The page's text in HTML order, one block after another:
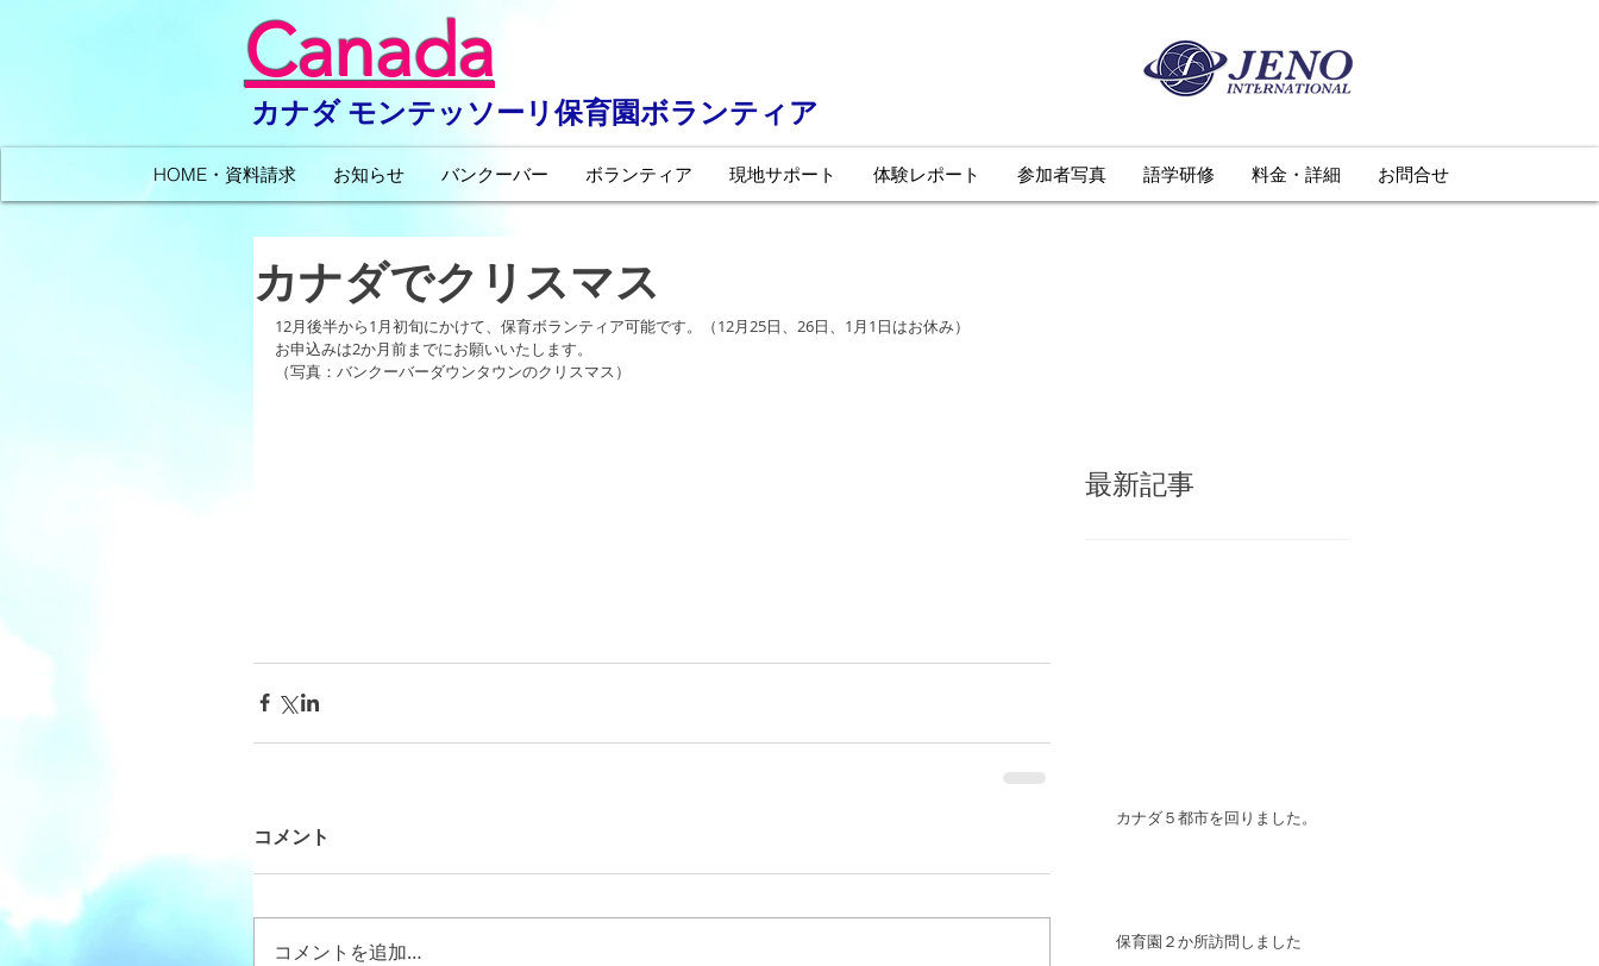
Canada
カナダ モンテッソーリ保育園ボランティア
HOME・資料請求 お知らせ バンクーバー ボランティア 現地サポート 体験レポート 参加者写真 語学研修 料金・詳細 お問合せ
カナダでクリスマス
12月後半から1月初旬にかけて、保育ボランティア可能です。（12月25日、26日、1月1日はお休み）
お申込みは2か月前までにお願いいたします。
（写真：バンクーバーダウンタウンのクリスマス）
コメント
コメントを追加…
最新記事
カナダ５都市を回りました。
保育園２か所訪問しました